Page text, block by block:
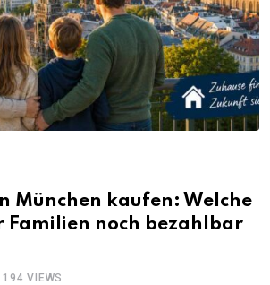
München kaufen: Welche
Familien noch bezahlbar
194 VIEWS